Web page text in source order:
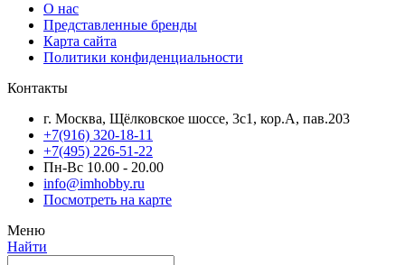
О нас
Представленные бренды
Карта сайта
Политики конфиденциальности
Контакты
г. Москва, Щёлковское шоссе, 3с1, кор.А, пав.203
+7(916) 320-18-11
+7(495) 226-51-22
Пн-Вс 10.00 - 20.00
info@imhobby.ru
Посмотреть на карте
Меню
Найти